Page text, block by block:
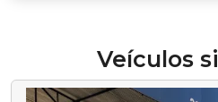
Veículos